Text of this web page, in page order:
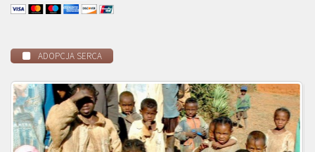
ADOPCJA SERCA